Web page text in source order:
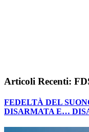
Articoli Recenti:
FEDELTÀ DEL
DISARMATA E…